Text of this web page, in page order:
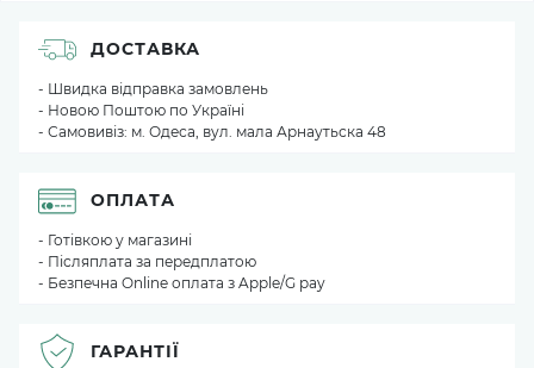
ДОСТАВКА
- Швидка відправка замовлень
- Новою Поштою по Україні
- Самовивіз: м. Одеса, вул. мала Арнаутьска 48
ОПЛАТА
- Готівкою у магазині
- Післяплата за передплатою
- Безпечна Online оплата з Apple/G pay
ГАРАНТІЇ